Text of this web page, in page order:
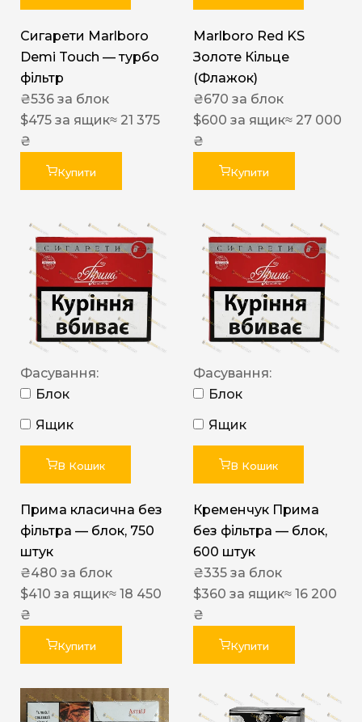
Сигарети Marlboro
Demi Touch — турбо
фільтр
₴536 за блок
$475 за ящик≈ 21 375
₴
Купити
Marlboro Red KS
Золоте Кільце
(Флажок)
₴670 за блок
$600 за ящик≈ 27 000
₴
Купити
Фасування:
Блок
Ящик
В Кошик
Прима класична без
фільтра — блок, 750
штук
₴480 за блок
$410 за ящик≈ 18 450
₴
Купити
Фасування:
Блок
Ящик
В Кошик
Кременчук Прима
без фільтра — блок,
600 штук
₴335 за блок
$360 за ящик≈ 16 200
₴
Купити